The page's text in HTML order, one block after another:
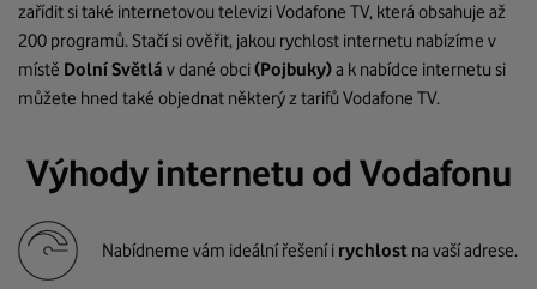
zařídit si také internetovou televizi Vodafone TV, která obsahuje až
200 programů. Stačí si ověřit, jakou rychlost internetu nabízíme v
místě Dolní Světlá v dané obci(Pojbuky)a k nabídce internetu si
můžete hned také objednat některý z tarifů Vodafone TV.
Výhody internetu od Vodafonu
Nabídneme vám ideální řešení i rychlost na vaší adrese.